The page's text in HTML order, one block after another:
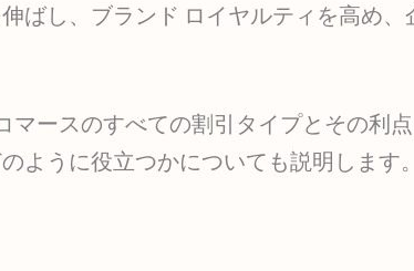
ばし、ブランド ロイヤルティを高め
マースのすべての割引タイプとその利
ように役立つかについても説明します。